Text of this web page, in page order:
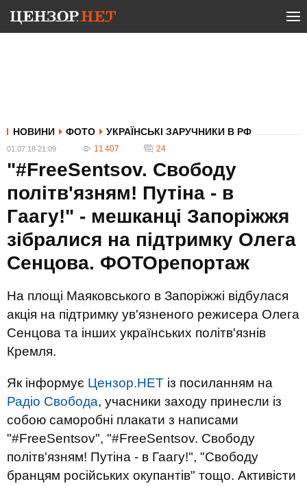
НОВИНИ ФОТО УКРАЇНСЬКІ ЗАРУЧНИКИ В РФ
01.07.18 21:09 11 407 24
"#FreeSentsov. Свободу
політв'язням! Путіна - в
Гаагу!" - мешканці Запоріжжя
зібралися на підтримку Олега
Сенцова. ФОТОрепортаж
На площі Маяковського в Запоріжжі відбулася
акція на підтримку ув'язненого режисера Олега
Сенцова та інших українських політв'язнів
Кремля.
Як інформує Цензор.НЕТ із посиланням на
Радіо Свобода, учасники заходу принесли із
собою саморобні плакати з написами
"#FreeSentsov", "#FreeSentsov. Свободу
політв'язням! Путіна - в Гаагу!", "Свободу
бранцям російських окупантів" тощо. Активісти